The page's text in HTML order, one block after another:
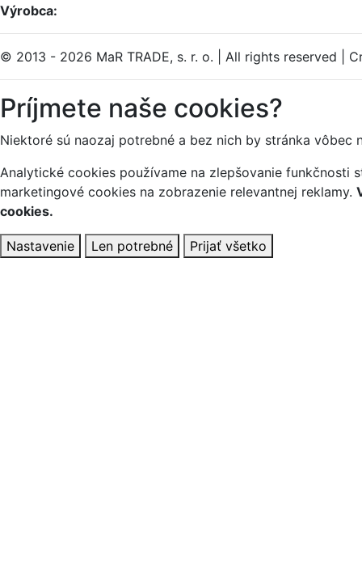
Výrobca:
© 2013 - 2026 MaR TRADE, s. r. o. All rights reserved
Príjmete naše cookies?
Niektoré sú naozaj potrebné a bez nich by stránka vôbec
Analytické cookies používame na zlepšovanie funkčnosti
marketingové cookies na zobrazenie relevantnej reklamy.
cookies.
Nastavenie Len potrebné Prijať všetko